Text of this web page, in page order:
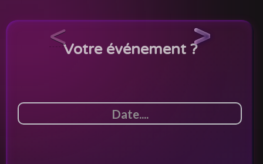
Votre événement ?
< >